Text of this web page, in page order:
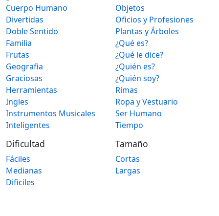
Cuerpo Humano
Divertidas
Doble Sentido
Familia
Frutas
Geografia
Graciosas
Herramientas
Ingles
Instrumentos Musicales
Inteligentes
Objetos
Oficios y Profesiones
Plantas y Árboles
¿Qué es?
¿Qué le dice?
¿Quién es?
¿Quién soy?
Rimas
Ropa y Vestuario
Ser Humano
Tiempo
Dificultad
Fáciles
Medianas
Dificiles
Tamaño
Cortas
Largas